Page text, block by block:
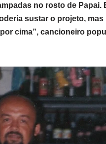
no rosto de Papai.
sustar o projeto,
cima”, cancioneiro